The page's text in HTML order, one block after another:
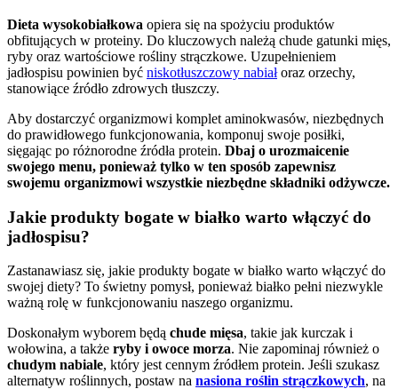
Dieta wysokobiałkowa opiera się na spożyciu produktów
obfitujących w proteiny. Do kluczowych należą chude gatunki mięs,
ryby oraz wartościowe rośliny strączkowe. Uzupełnieniem
jadłospisu powinien być niskotłuszczowy nabiałoraz orzechy,
stanowiące źródło zdrowych tłuszczy.
Aby dostarczyć organizmowi komplet aminokwasów, niezbędnych
do prawidłowego funkcjonowania, komponuj swoje posiłki,
sięgając po różnorodne źródła protein. Dbaj o urozmaicenie
swojego menu, ponieważ tylko w ten sposób zapewnisz
swojemu organizmowi wszystkie niezbędne składniki odżywcze.
Jakie produkty bogate w białko warto włączyć do
jadłospisu?
Zastanawiasz się, jakie produkty bogate w białko warto włączyć do
swojej diety? To świetny pomysł, ponieważ białko pełni niezwykle
ważną rolę w funkcjonowaniu naszego organizmu.
Doskonałym wyborem będą chude mięsa, takie jak kurczak i
wołowina, a także ryby i owoce morza. Nie zapominaj również o
chudym nabiale, który jest cennym źródłem protein. Jeśli szukasz
alternatyw roślinnych, postaw na nasiona roślin strączkowych, na